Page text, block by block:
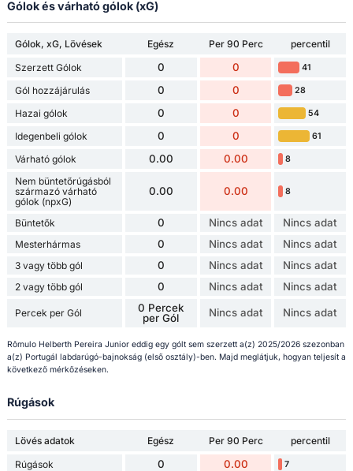
Gólok és várható gólok (xG)
Gólok, xG, Lövések Egész Per 90 Perc
percentil
Szerzett Gólok
0 0 41
Gól hozzájárulás 0 0 28
Hazai gólok 0 0 54
Idegenbeli gólok 0 0 61
Várható gólok 0.00 0.00 8
Nem büntetőrúgásból
származó várható
gólok (npxG)
0.00 0.00 8
Büntetők 0 Nincs adat Nincs adat
Mesterhármas 0 Nincs adat Nincs adat
3 vagy több gól 0 Nincs adat Nincs adat
2 vagy több gól 0 Nincs adat Nincs adat
Percek per Gól
0 Percek
per Gól
Nincs adat Nincs adat
Rômulo Helberth Pereira Junior eddig egy gólt sem szerzett a(z) 2025/2026 szezonban
a(z) Portugál labdarúgó-bajnokság (első osztály)-ben. Majd meglátjuk, hogyan teljesít a
következő mérkőzéseken.
Rúgások
Lövés adatok Egész Per 90 Perc
percentil
Rúgások
0 0.00 7